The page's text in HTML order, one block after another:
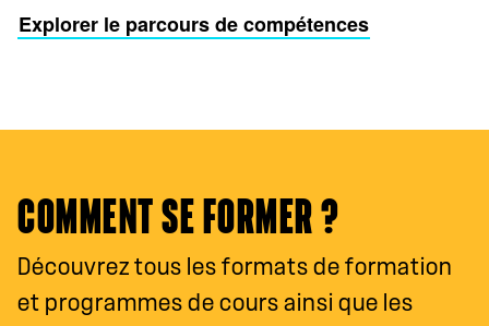
Explorer le parcours de compétences
COMMENT SE FORMER ?
Découvrez tous les formats de formation
et programmes de cours ainsi que les